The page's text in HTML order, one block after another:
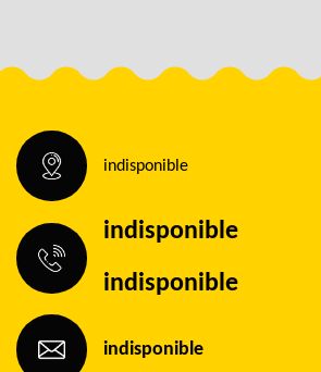
indisponible
indisponible
indisponible
indisponible